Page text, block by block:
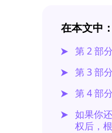
在本文中：
第 2 部
第 3 部
第 4 部
如果你
权后，